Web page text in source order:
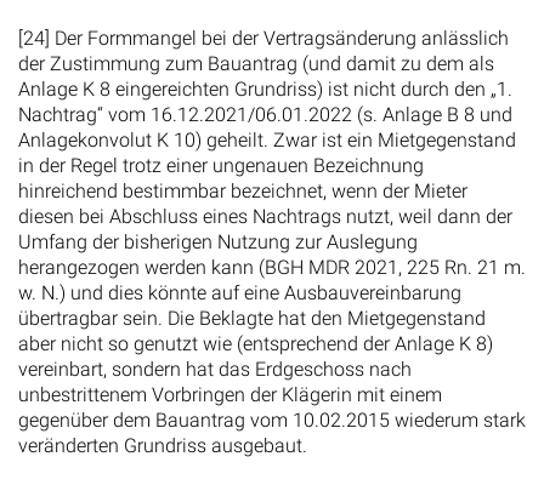
[24] Der Formmangel bei der Vertragsänderung anlässlich
der Zustimmung zum Bauantrag (und damit zu dem als
Anlage K 8 eingereichten Grundriss) ist nicht durch den „1.
Nachtrag“ vom 16.12.2021/06.01.2022 (s. Anlage B 8 und
Anlagekonvolut K 10) geheilt. Zwar ist ein Mietgegenstand
in der Regel trotz einer ungenauen Bezeichnung
hinreichend bestimmbar bezeichnet, wenn der Mieter
diesen bei Abschluss eines Nachtrags nutzt, weil dann der
Umfang der bisherigen Nutzung zur Auslegung
herangezogen werden kann (BGH MDR 2021, 225 Rn. 21 m.
w. N.) und dies könnte auf eine Ausbauvereinbarung
übertragbar sein. Die Beklagte hat den Mietgegenstand
aber nicht so genutzt wie (entsprechend der Anlage K 8)
vereinbart, sondern hat das Erdgeschoss nach
unbestrittenem Vorbringen der Klägerin mit einem
gegenüber dem Bauantrag vom 10.02.2015 wiederum stark
veränderten Grundriss ausgebaut.